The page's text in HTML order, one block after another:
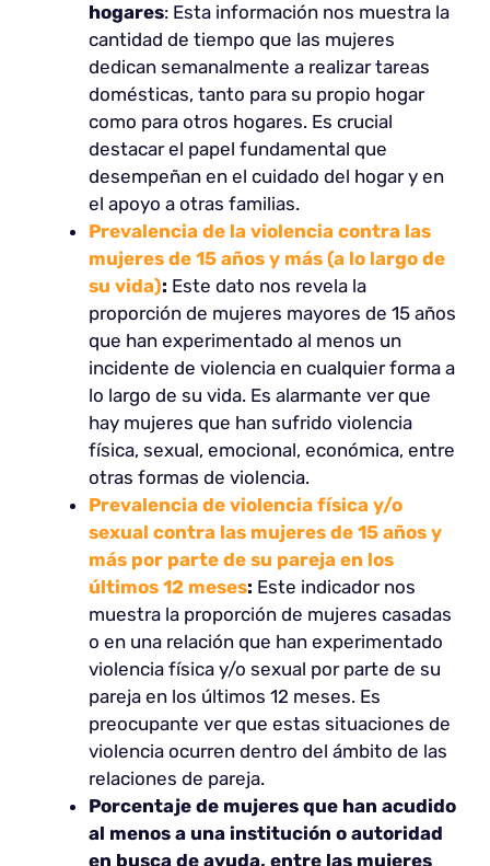
hogares: Esta información nos muestra la
cantidad de tiempo que las mujeres
dedican semanalmente a realizar tareas
domésticas, tanto para su propio hogar
como para otros hogares. Es crucial
destacar el papel fundamental que
desempeñan en el cuidado del hogar y en
el apoyo a otras familias.
Prevalencia de la violencia contra las
mujeres de 15 años y más (a lo largo de
su vida): Este dato nos revela la
proporción de mujeres mayores de 15 años
que han experimentado al menos un
incidente de violencia en cualquier forma a
lo largo de su vida. Es alarmante ver que
hay mujeres que han sufrido violencia
física, sexual, emocional, económica, entre
otras formas de violencia.
Prevalencia de violencia física y/o
sexual contra las mujeres de 15 años y
más por parte de su pareja en los
últimos 12 meses: Este indicador nos
muestra la proporción de mujeres casadas
o en una relación que han experimentado
violencia física y/o sexual por parte de su
pareja en los últimos 12 meses. Es
preocupante ver que estas situaciones de
violencia ocurren dentro del ámbito de las
relaciones de pareja.
Porcentaje de mujeres que han acudido
al menos a una institución o autoridad
en busca de ayuda, entre las mujeres